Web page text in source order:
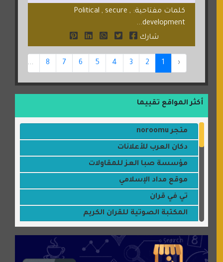
كلمات مفتاحية: Political , secure ,
development...
شارك
‹
1
2
3
4
5
6
7
8
...
أكثر المواقع تقييما
متجر noroomu
دكان العرب للأعلانات
مؤسسة صبا العز للمقاولات
موقع مداد الإسلامي
تي في قران
المكتبة الصوتية للقران الكريم
موقع سيارات عربية